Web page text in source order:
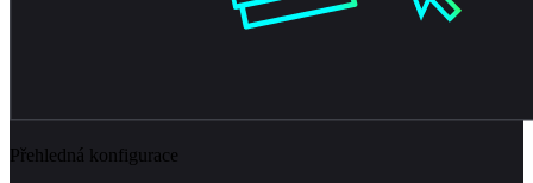
Přehledná konfigurace